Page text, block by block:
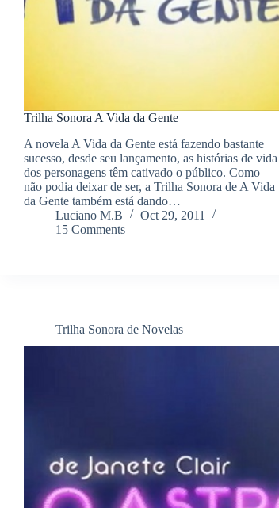
Trilha Sonora A Vida da Gente
A novela A Vida da Gente está fazendo bastante
sucesso, desde seu lançamento, as histórias de vida
dos personagens têm cativado o público. Como
não podia deixar de ser, a Trilha Sonora de A Vida
da Gente também está dando…
Luciano M.B
Oct 29, 2011
15 Comments
Trilha Sonora de Novelas